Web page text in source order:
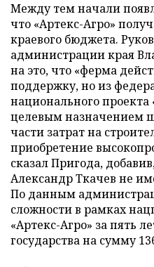
Между тем начали
что «Артекс-Агро»
краевого бюджета.
администрации края
на это, что «ферма
поддержку, но из
национального
целевым назначением
части затрат на
приобретение
сказал Пригода,
Александр Ткачев не
По данным
сложности в рамках
«Артекс-Агро» за пять
государства на сумму